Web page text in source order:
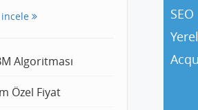
Algoritması
Özel Fiyat